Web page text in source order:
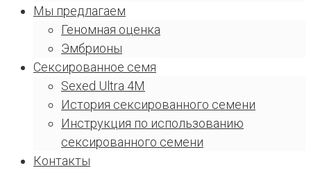
Мы предлагаем
Геномная оценка
Эмбрионы
Сексированное семя
Sexed Ultra 4M
История сексированного семени
Инструкция по использованию
сексированного семени
Контакты